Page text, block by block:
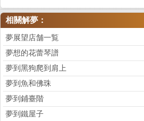
相關解夢：
夢展望店舗一覧
夢想的花蕾琴譜
夢到黑狗爬到肩上
夢到魚和佛珠
夢到鋪臺階
夢到鐵屋子